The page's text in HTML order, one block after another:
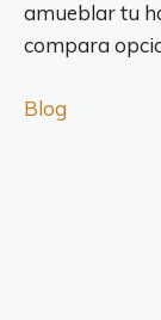
amueblar tu
compara
Blog